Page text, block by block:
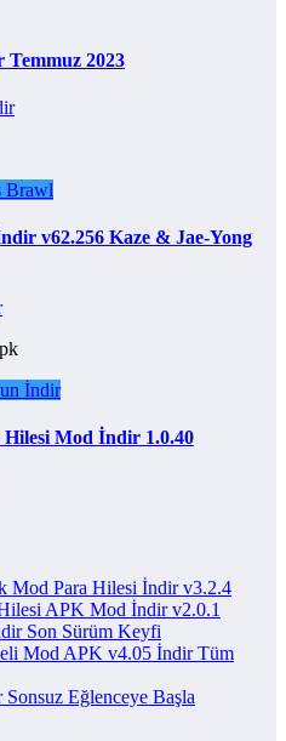
Temmuz 2023
Brawl
v62.256 Kaze & Jae-Yong
İndir
Mod İndir 1.0.40
Mod Para Hilesi İndir v3.2.4
APK Mod İndir v2.0.1
Son Sürüm Keyfi
Mod APK v4.05 İndir Tüm
Eğlenceye Başla